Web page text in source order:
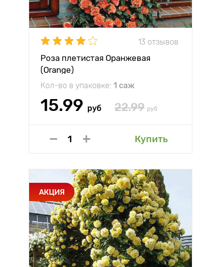
13 отзывов
Роза плетистая Оранжевая
(Orange)
Кол-во в упаковке: 1 саж
15.99 руб 22.99 руб
Купить
АКЦИЯ